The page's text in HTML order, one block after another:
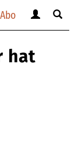
Abo
anzeigen
verbergen
Suche
hat